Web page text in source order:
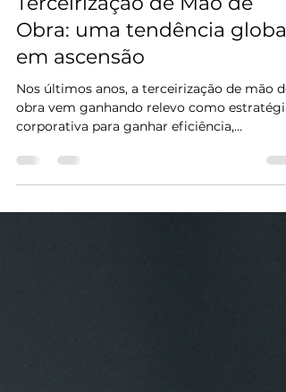
Philippe Oliveira
29 de set. de 2025
2 min de leitura
Terceirização de Mão de
Obra: uma tendência global
em ascensão
Nos últimos anos, a terceirização de mão de
corporativa para ganhar eficiência,
flexibilidade e...